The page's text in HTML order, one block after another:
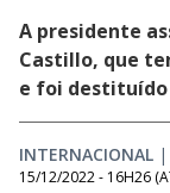
A presidente
Castillo, que
e foi destituído
INTERNACIONAL |
15/12/2022 - 16H26